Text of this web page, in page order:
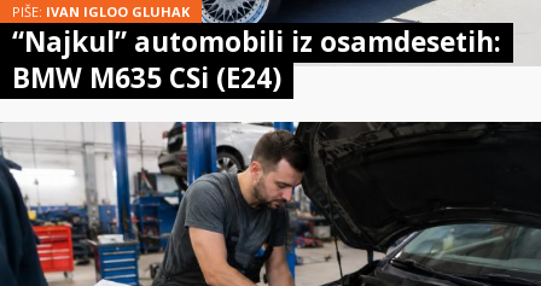
PIŠE: IVAN IGLOO GLUHAK
“Najkul” automobili iz osamdesetih:
BMW M635 CSi (E24)